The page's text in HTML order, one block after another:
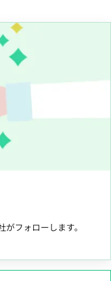
フォローします。